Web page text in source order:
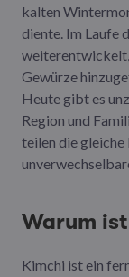
kalten
diente. Im Laufe
weiterentwickelt,
Gewürze
Heute gibt es
Region und
teilen die gleiche
Warum
Kimchi ist ein